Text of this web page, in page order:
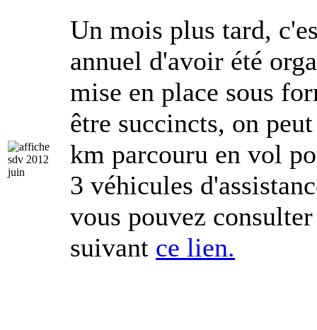
Un mois plus tard,
annuel d'avoir été
mise en place sous
être succincts, on
km parcouru en vol
3 véhicules
vous pouvez
suivant ce lien.